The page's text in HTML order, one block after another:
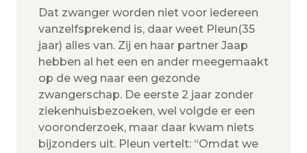
Dat zwanger worden niet voor iedereen
vanzelfsprekend is, daar weet Pleun(35
jaar) alles van. Zij en haar partner Jaap
hebben al het een en ander meegemaakt
op de weg naar een gezonde
zwangerschap. De eerste 2 jaar zonder
ziekenhuisbezoeken, wel volgde er een
vooronderzoek, maar daar kwam niets
bijzonders uit. Pleun vertelt: “Omdat we